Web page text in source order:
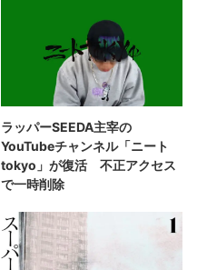
ラッパーSEEDA主宰の
YouTubeチャンネル「​ニート
tokyo」が復活 不正アクセス
で一時削除